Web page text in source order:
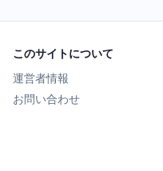
このサイトについて
運営者情報
お問い合わせ